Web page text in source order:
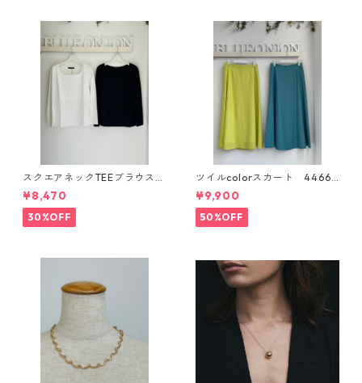
スクエアネックTEEブラウス
E88412
¥8,470
30%OFF
ツイルcolorスカート 44662
0
¥9,900
50%OFF